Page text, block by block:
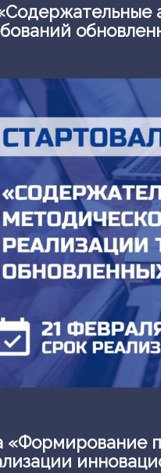
«Формирование